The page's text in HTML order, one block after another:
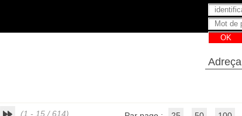
(1 - 15 / 614)
Adreça